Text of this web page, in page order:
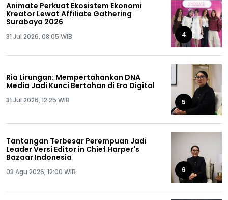
Animate Perkuat Ekosistem Ekonomi
Kreator Lewat Affiliate Gathering
Surabaya 2026
31 Jul 2026, 08:05 WIB 4
Ria Lirungan: Mempertahankan DNA
Media Jadi Kunci Bertahan di Era Digital
31 Jul 2026, 12:25 WIB 5
Tantangan Terbesar Perempuan Jadi
Leader Versi Editor in Chief Harper's
Bazaar Indonesia
03 Agu 2026, 12:00 WIB 6